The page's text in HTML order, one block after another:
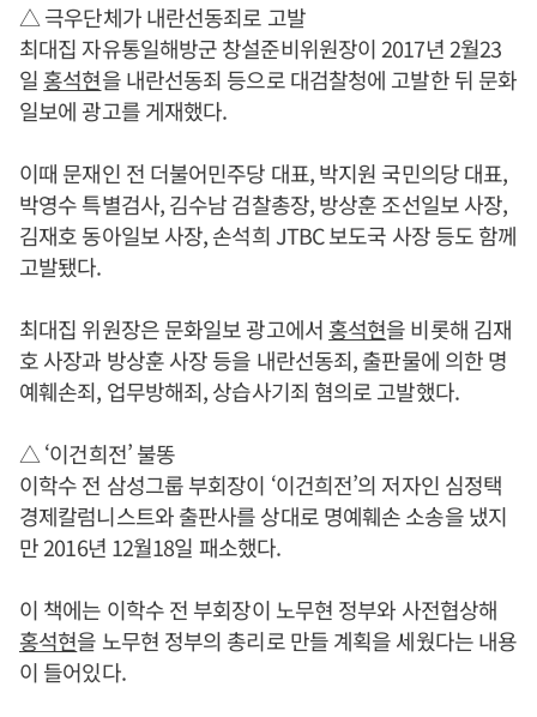
△ 극우단체가 내란선동죄로 고발
최대집 자유통일해방군 창설준비위원장이 2017년 2월23
일 홍석현을 내란선동죄 등으로 대검찰청에 고발한 뒤 문화
일보에 광고를 게재했다.
이때 문재인 전 더불어민주당 대표, 박지원 국민의당 대표,
박영수 특별검사, 김수남 검찰총장, 방상훈 조선일보 사장,
김재호 동아일보 사장, 손석희 JTBC 보도국 사장 등도 함께
고발됐다.
최대집 위원장은 문화일보 광고에서 홍석현을 비롯해 김재
호 사장과 방상훈 사장 등을 내란선동죄, 출판물에 의한 명
예훼손죄, 업무방해죄, 상습사기죄 혐의로 고발했다.
△ ‘이건희전’ 불똥
이학수 전 삼성그룹 부회장이 ‘이건희전’의 저자인 심정택
경제칼럼니스트와 출판사를 상대로 명예훼손 소송을 냈지
만 2016년 12월18일 패소했다.
이 책에는 이학수 전 부회장이 노무현 정부와 사전협상해
홍석현을 노무현 정부의 총리로 만들 계획을 세웠다는 내용
이 들어있다.